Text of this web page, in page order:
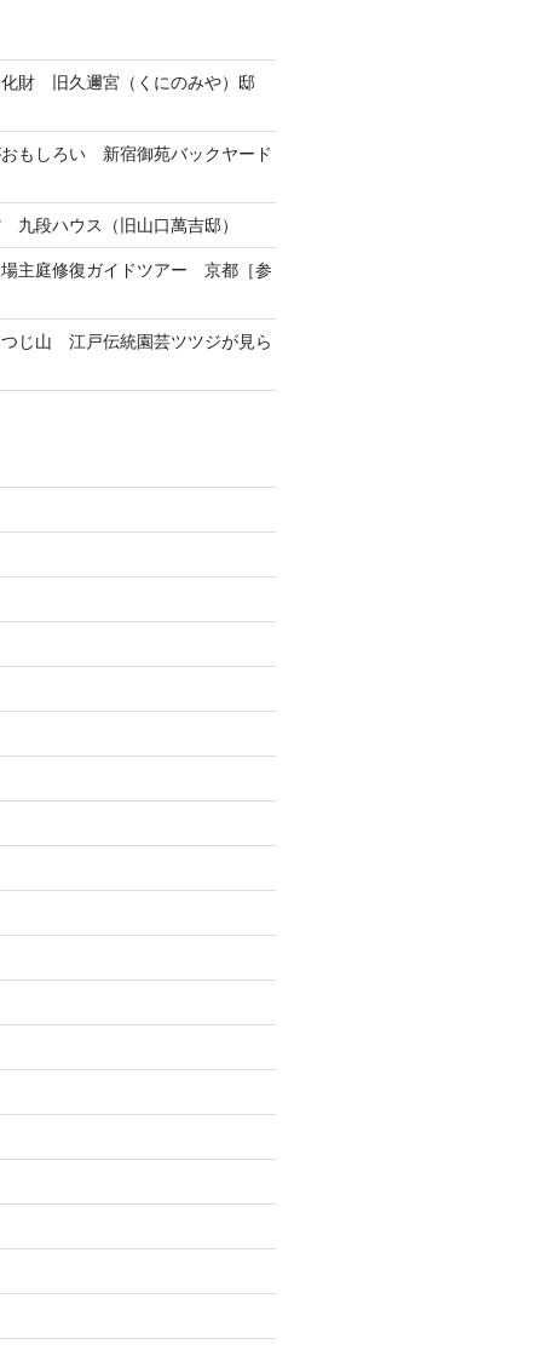
化財 旧久邇宮（くにのみや）邸
もしろい 新宿御苑バックヤード
九段ハウス（旧山口萬吉邸）
主庭修復ガイドツアー 京都［参
じ山 江戸伝統園芸ツツジが見ら